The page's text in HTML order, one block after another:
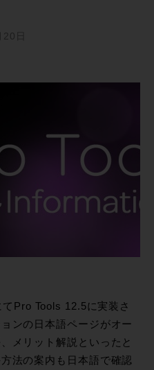
日
Pro Tools 12.5に実装さ
ンの日本語ページがオー
メリット解説といったと
法の案内も日本語で確認